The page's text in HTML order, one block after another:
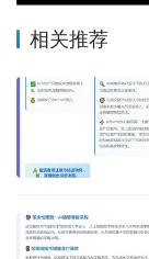
相关推荐